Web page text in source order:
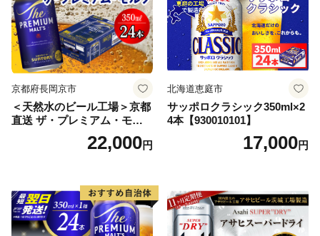
京都府長岡京市
＜天然水のビール工場＞京都
直送 ザ・プレミアム・モル
ツ 350ml×24本 プレモル [149
22,000円
北海道恵庭市
サッポロクラシック350ml×2
4本【930010101】
17,000円